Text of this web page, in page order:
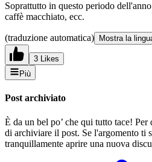
Soprattutto in questo periodo
caffè macchiato, ecc.
(traduzione automatica) Mostra la
3 Likes
Più
Post archiviato
È da un bel po’ che qui tutto tace!
di archiviare il post. Se l'argomento ti
tranquillamente aprire una nuova